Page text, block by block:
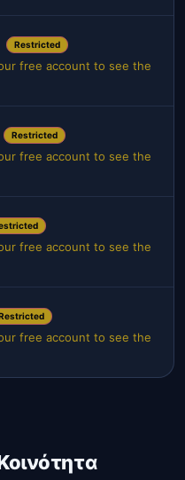
Restricted
free account to see the
Restricted
free account to see the
free account to see the
free account to see the